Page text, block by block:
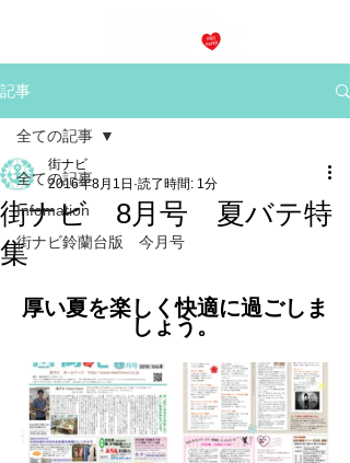
記事
全ての記事
Infomation
街ナビ鈴蘭台版 今月号
全ての記事
街ナビ 8月号 夏バテ特
集
街ナビ
2016年8月1日 読了時間: 1分
厚い夏を楽しく快適に過ごしま
しょう。